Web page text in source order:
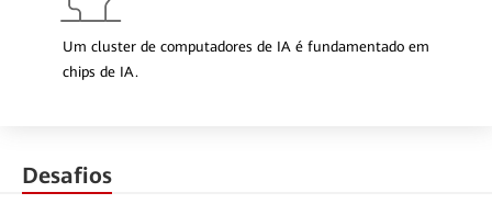
Um cluster de computadores de IA é fundamentado em
chips de IA.
Desafios